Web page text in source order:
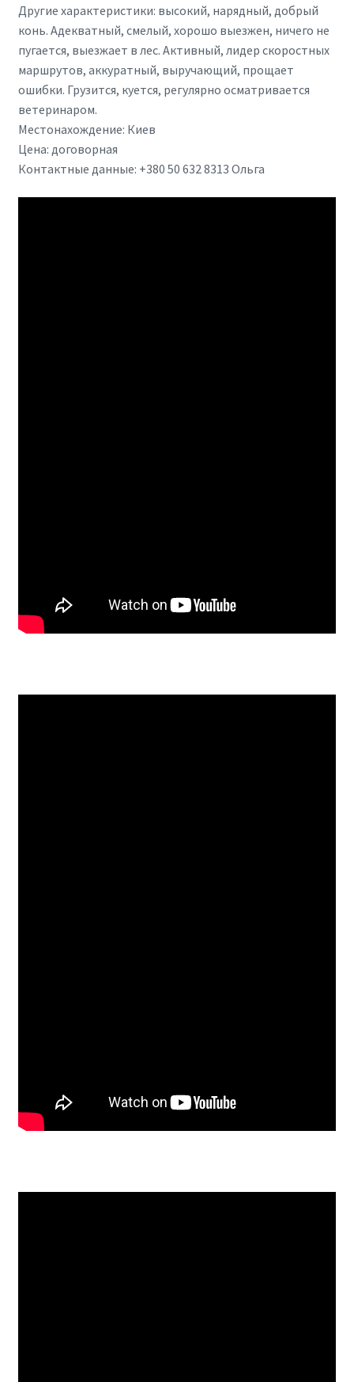
Другие характеристики: высокий, нарядный, добрый
конь. Адекватный, смелый, хорошо выезжен, ничего не
пугается, выезжает в лес. Активный, лидер скоростных
маршрутов, аккуратный, выручающий, прощает
ошибки. Грузится, куется, регулярно осматривается
ветеринаром.
Местонахождение: Киев
Цена: договорная
Контактные данные: +380 50 632 8313 Ольга